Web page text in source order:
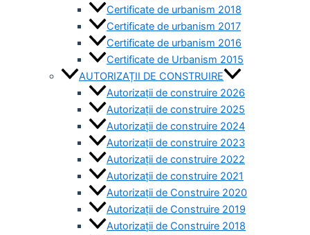
Certificate de urbanism 2018
Certificate de urbanism 2017
Certificate de urbanism 2016
Certificate de Urbanism 2015
AUTORIZAȚII DE CONSTRUIRE
Autorizații de construire 2026
Autorizații de construire 2025
Autorizații de construire 2024
Autorizații de construire 2023
Autorizații de construire 2022
Autorizații de construire 2021
Autorizații de Construire 2020
Autorizații de Construire 2019
Autorizaţii de Construire 2018